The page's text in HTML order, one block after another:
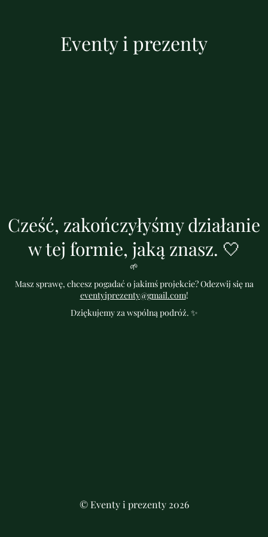
Eventy i prezenty
Cześć, zakończyłyśmy działanie
w tej formie, jaką znasz. 🤍
🌱
Masz sprawę, chcesz pogadać o jakimś projekcie? Odezwij się na
eventyiprezenty@gmail.com!
Dziękujemy za wspólną podróż. ✨
© Eventy i prezenty 2026